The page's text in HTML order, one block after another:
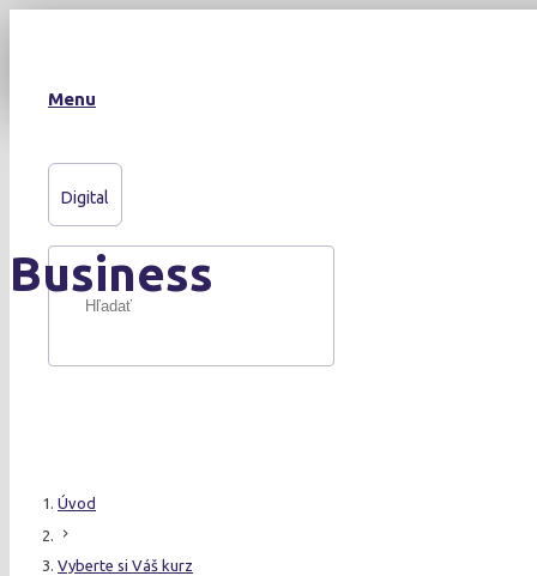
Menu
Digital
Business
Úvod
chevron_right
Vyberte si Váš kurz